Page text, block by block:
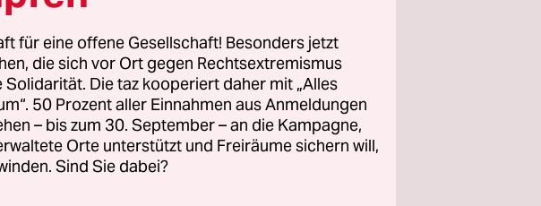
in Dêrik,
nordsyrischen Rojava.
Feld fand am vergangenen
statt.
Jugendliche zeigten,
Kind ist der Krieg
für eine offene Gesellschaft! Besonders jetzt
die sich vor Ort gegen Rechtsextremismus
Solidarität. Die taz kooperiert daher mit „Alles
50 Prozent aller Einnahmen aus Anmeldungen
– bis zum 30. September – an die Kampagne,
Orte unterstützt und Freiräume sichern will,
Sind Sie dabei?